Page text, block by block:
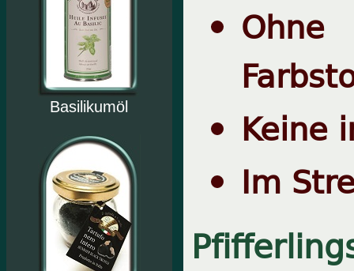
Basilikumöl
Ohne
Keine
Im